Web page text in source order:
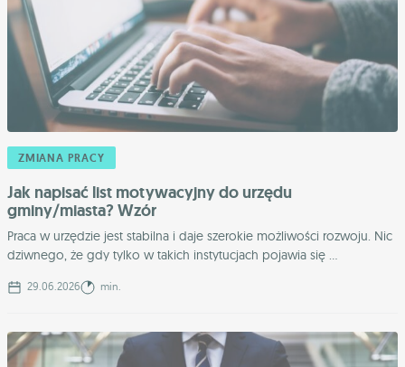
ZMIANA PRACY
Jak napisać list motywacyjny do urzędu
gminy/miasta? Wzór
Praca w urzędzie jest stabilna i daje szerokie możliwości rozwoju. Nic
dziwnego, że gdy tylko w takich instytucjach pojawia się ...
29.06.2026 min.